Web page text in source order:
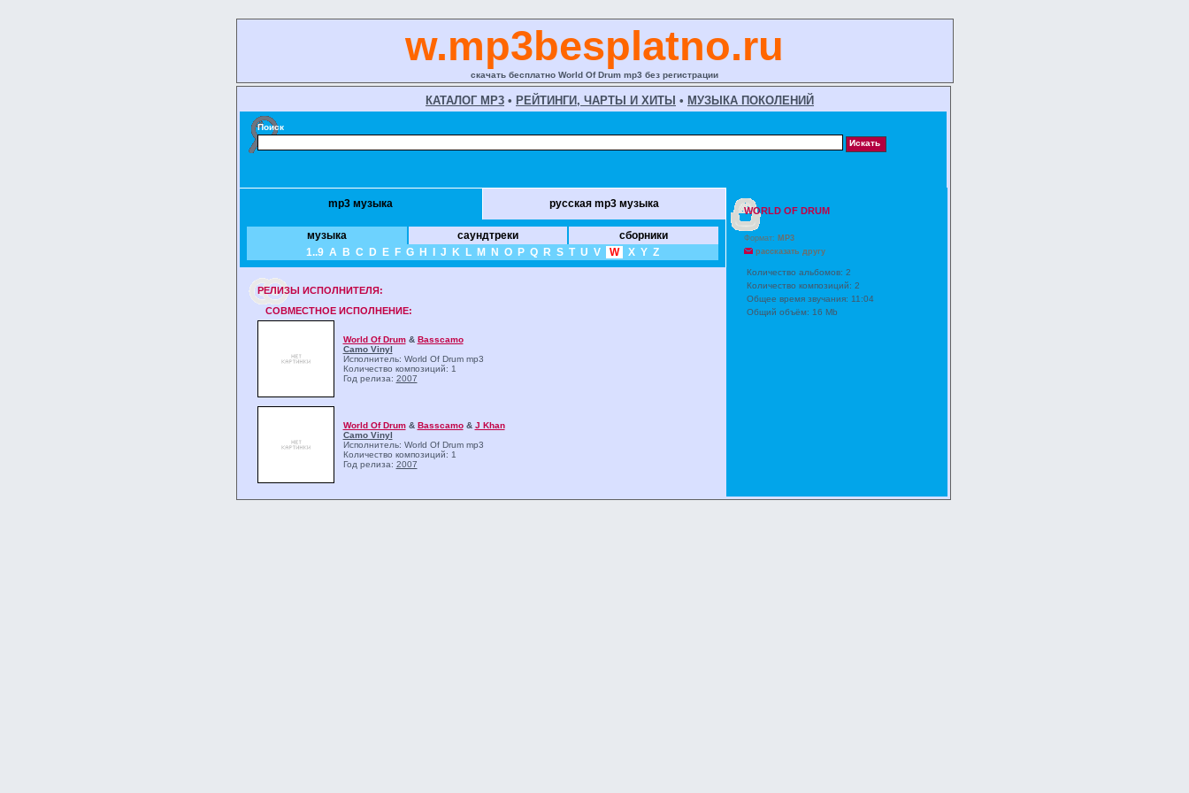
w.mp3besplatno.ru
скачать бесплатно World Of Drum mp3 без регистрации
КАТАЛОГ MP3 • РЕЙТИНГИ, ЧАРТЫ И ХИТЫ • МУЗЫКА ПОКОЛЕНИЙ
Поиск
mp3 музыка русская mp3 музыка
музыка саундтреки
сборники
1..9 A B C D E F G H J K L M N O P Q R S T U V W X Y Z
РЕЛИЗЫ ИCПОЛНИТЕЛЯ:
СОВМЕСТНОЕ ИСПОЛНЕНИЕ:
World Of Drum& Basscamo
Camo Vinyl
Исполнитель: World Of Drum mp3
Количество композиций: 1
Год релиза: 2007
World Of Drum& Basscamo& J Khan
Camo Vinyl
Исполнитель: World Of Drum mp3
Количество композиций: 1
Год релиза: 2007
WORLD OF DRUM
Формат: MP3
рассказать другу
Количество альбомов: 2
Количество композиций: 2
Общее время звучания: 11:04
Общий объём: 16 Mb